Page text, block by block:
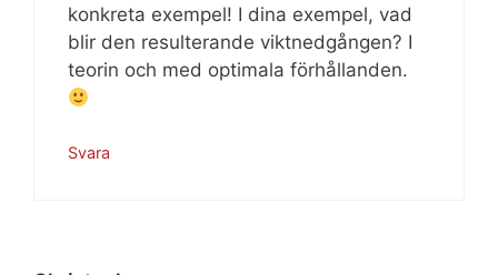
konkreta exempel! I dina exempel, vad
blir den resulterande viktnedgången? I
teorin och med optimala förhållanden.
Svara